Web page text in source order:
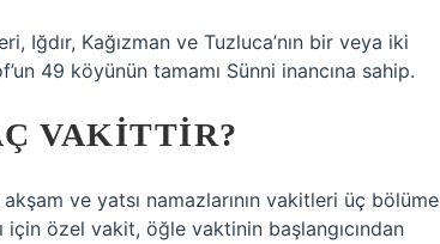
Iğdır, Kağızman ve Tuzluca’nın bir veya iki
49 köyünün tamamı Sünni inancına sahip.
VAKITTIR?
ve yatsı namazlarının vakitleri üç bölüme
özel vakit, öğle vaktinin başlangıcından